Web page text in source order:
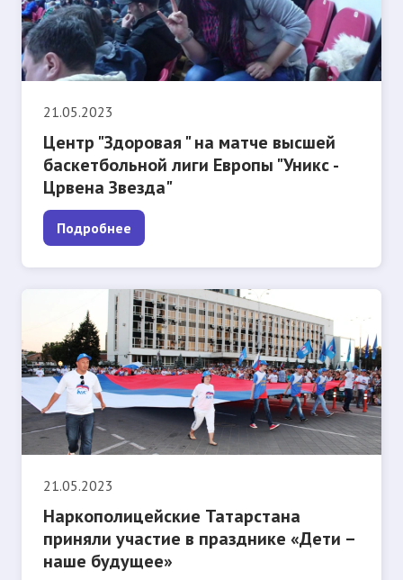
21.05.2023
Центр "Здоровая " на матче высшей
баскетбольной лиги Европы "Уникс -
Црвена Звезда"
Подробнее
21.05.2023
Наркополицейские Татарстана
приняли участие в празднике «Дети –
наше будущее»